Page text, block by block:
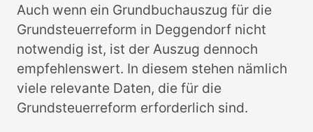
Auch wenn ein Grundbuchauszug für die
Grundsteuerreform in Deggendorf nicht
notwendig ist, ist der Auszug dennoch
empfehlenswert. In diesem stehen nämlich
viele relevante Daten, die für die
Grundsteuerreform erforderlich sind.